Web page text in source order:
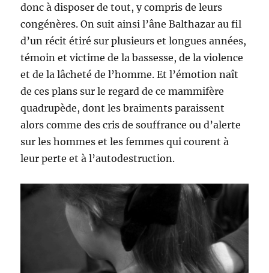
donc à disposer de tout, y compris de leurs
congénères. On suit ainsi l’âne Balthazar au fil
d’un récit étiré sur plusieurs et longues années,
témoin et victime de la bassesse, de la violence
et de la lâcheté de l’homme. Et l’émotion naît
de ces plans sur le regard de ce mammifère
quadrupède, dont les braiments paraissent
alors comme des cris de souffrance ou d’alerte
sur les hommes et les femmes qui courent à
leur perte et à l’autodestruction.